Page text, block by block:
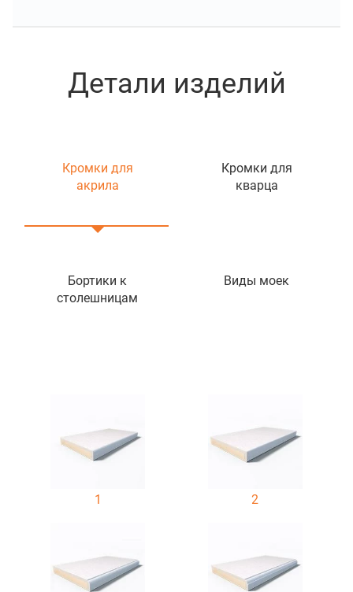
Детали изделий
Кромки для
акрила
Кромки для
кварца
Бортики к
столешницам
Виды моек
1 2